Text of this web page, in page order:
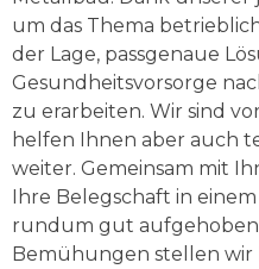
um das Thema
der Lage, passgenaue
Gesundheitsvorsorge
zu erarbeiten. Wir sind
helfen Ihnen aber auch
weiter. Gemeinsam mit
Ihre Belegschaft in einem
rundum gut aufgehoben
Bemühungen stellen wir